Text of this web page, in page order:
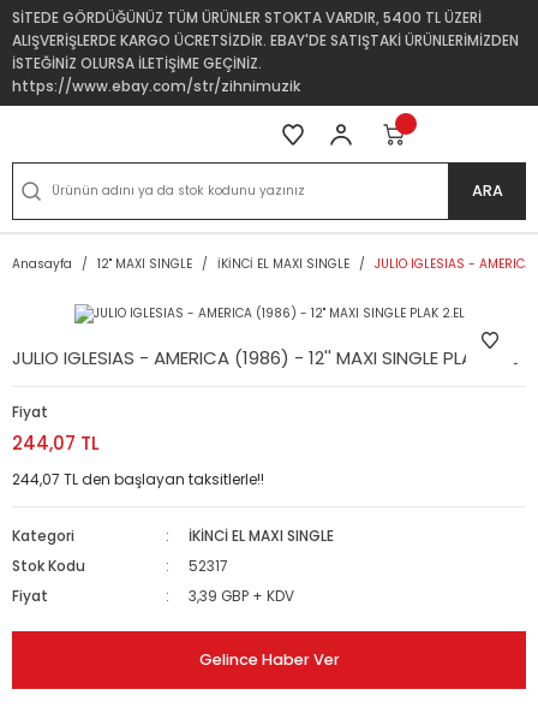
SİTEDE GÖRDÜĞÜNÜZ TÜM ÜRÜNLER STOKTA VARDIR, 5400 TL ÜZERİ
ALIŞVERİŞLERDE KARGO ÜCRETSİZDİR. EBAY'DE SATIŞTAKİ ÜRÜNLERİMİZDEN
İSTEĞİNİZ OLURSA İLETİŞİME GEÇİNİZ.
https://www.ebay.com/str/zihnimuzik
ARA
Anasayfa 12'' MAXI SINGLE İKİNCİ EL MAXI SINGLE JULIO IGLESIAS -
JULIO IGLESIAS - AMERICA (1986) - 12'' MAXI SINGLE PLAK 2.EL
Fiyat
244,07 TL
244,07 TL den başlayan taksitlerle!!
Kategori
İKİNCİ EL MAXI SINGLE
Stok Kodu
52317
Fiyat
3,39 GBP + KDV
Gelince Haber Ver